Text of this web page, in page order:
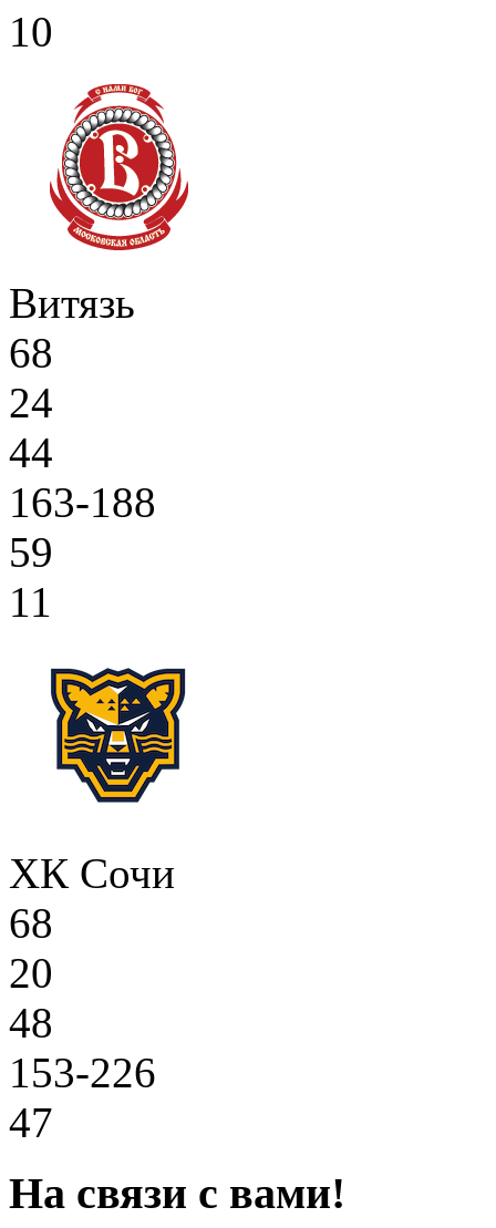
10
Витязь
68
24
44
163-188
59
11
ХК Сочи
68
20
48
153-226
47
На связи с вами!